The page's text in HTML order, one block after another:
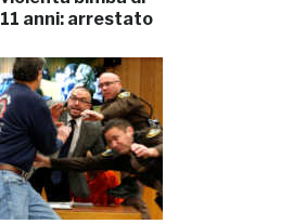
11 anni: arrestato